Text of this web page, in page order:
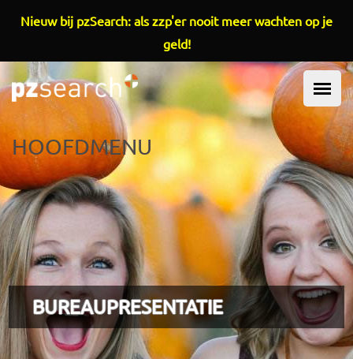
Overslaan en naar de inhoud gaan
HOOFDMENU
BUREAUPRESENTATIE
Nieuw bij pzSearch: als zzp'er nooit meer wachten op je
geld!